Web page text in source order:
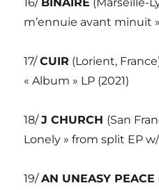
m’ennuie avant minuit
17/CUIR (Lorient,
« Album » LP (2021)
18/J CHURCH (San
Lonely » from split EP
19/AN UNEASY PEACE